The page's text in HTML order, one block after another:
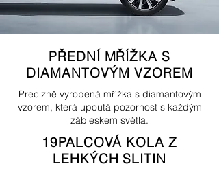
PŘEDNÍ MŘÍŽKA S
DIAMANTOVÝM VZOREM
Precizně vyrobená mřížka s diamantovým
vzorem, která upoutá pozornost s každým
zábleskem světla.
19PALCOVÁ KOLA Z
LEHKÝCH SLITIN